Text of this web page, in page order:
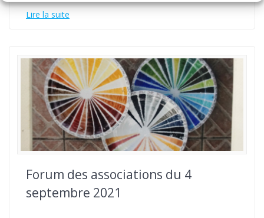
Lire la suite
Forum des associations du 4
septembre 2021